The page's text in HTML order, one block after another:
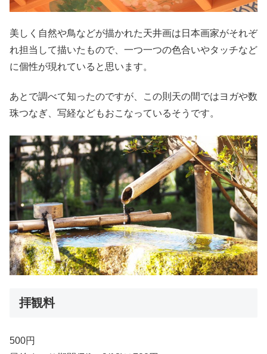
美しく自然や鳥などが描かれた天井画は日本画家がそれぞ
れ担当して描いたもので、一つ一つの色合いやタッチなど
に個性が現れていると思います。
あとで調べて知ったのですが、この則天の間ではヨガや数
珠つなぎ、写経などもおこなっているそうです。
拝観料
500円